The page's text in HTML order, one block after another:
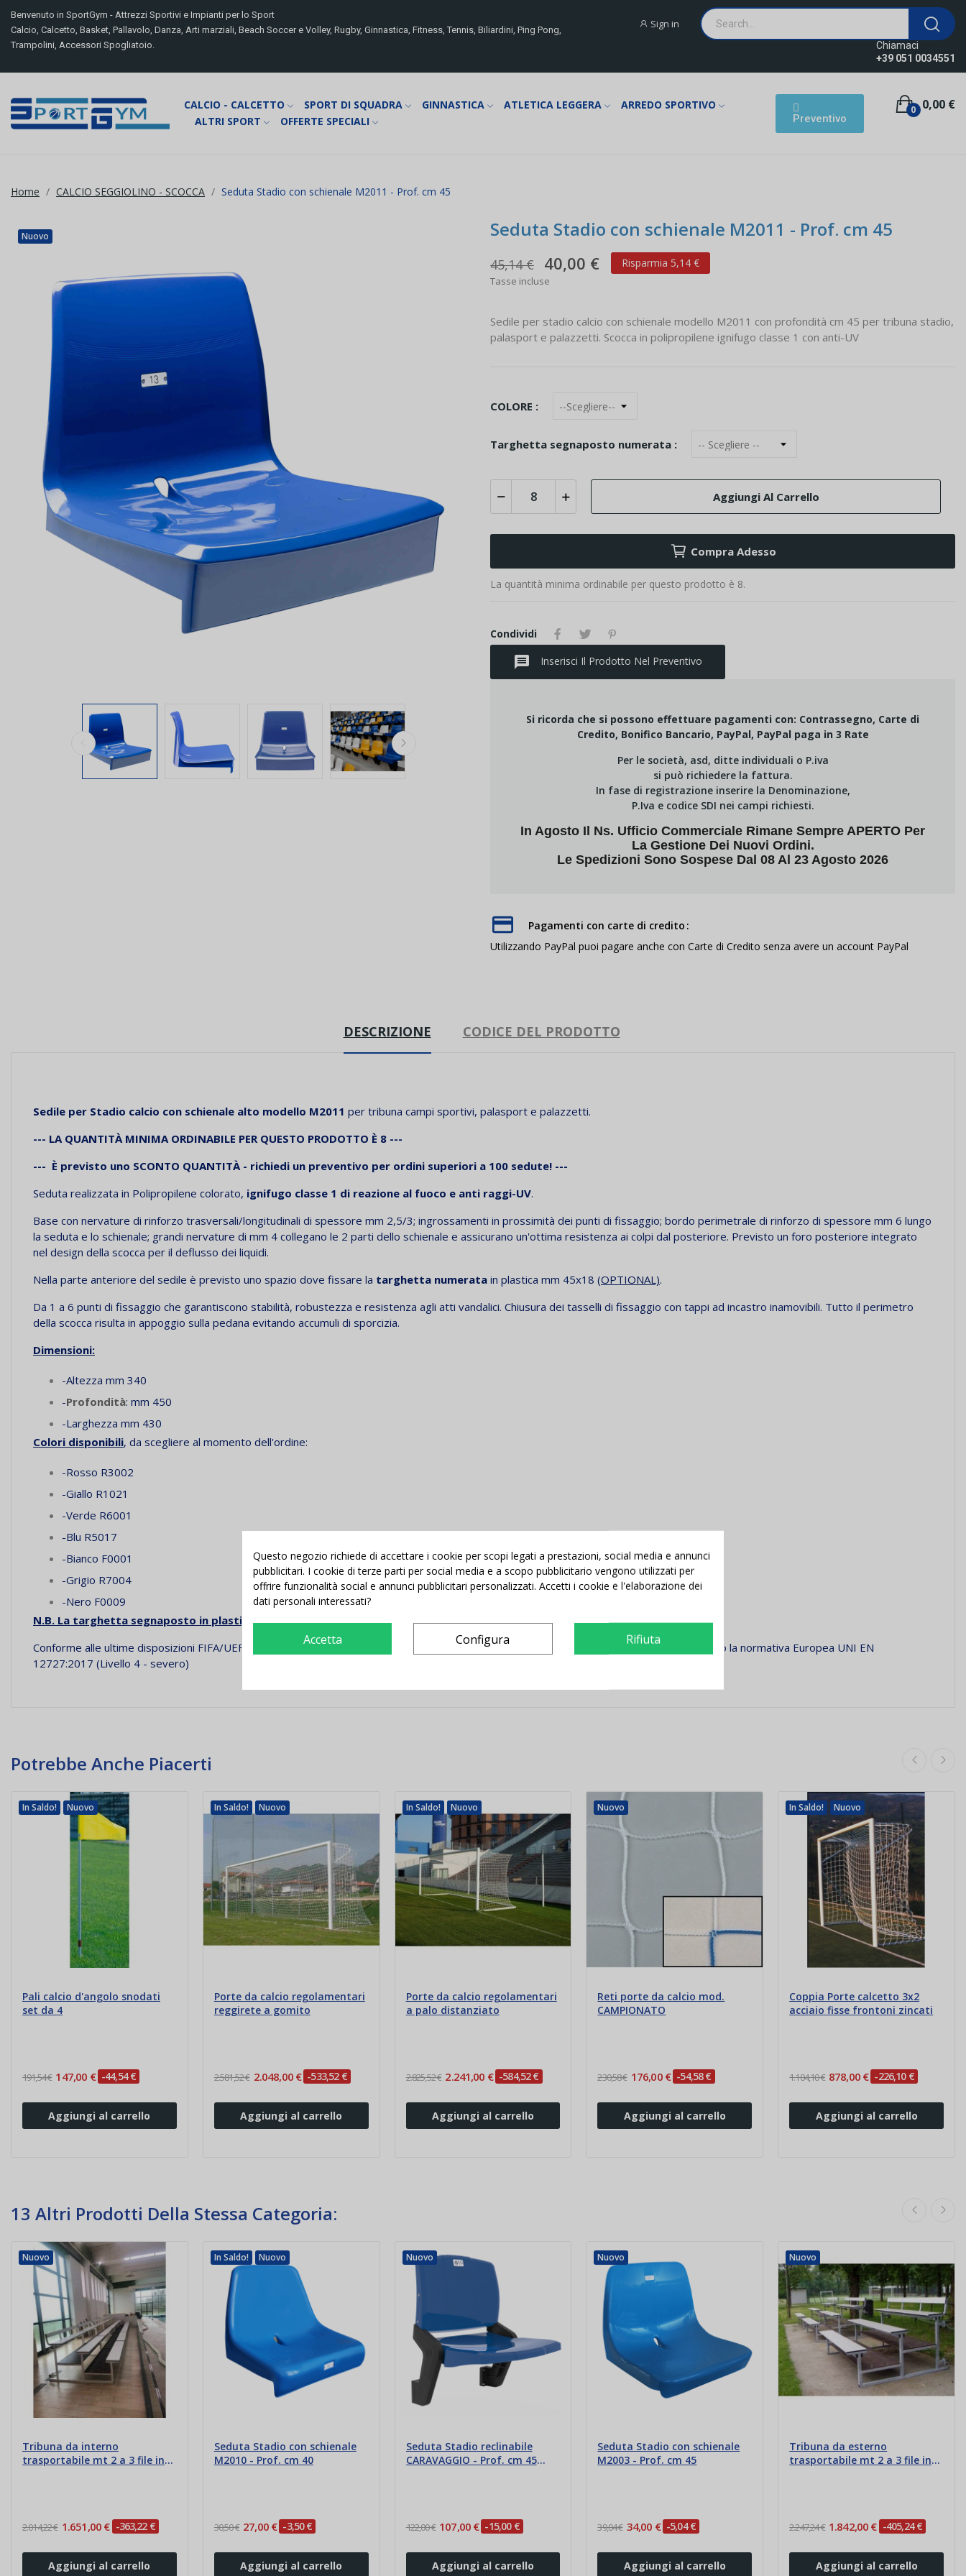
Benvenuto in SportGym - Attrezzi Sportivi e Impianti per lo Sport
Calcio, Calcetto, Basket, Pallavolo, Danza, Arti marziali, Beach Soccer e Volley, Rugby, Ginnastica, Fitness, Tennis, Biliardini, Ping Pong,
Trampolini, Accessori Spogliatoio.
Sign in
Chiamaci
+39 051 0034551
CALCIO - CALCETTO SPORT DI SQUADRA GINNASTICA ATLETICA LEGGERA
ARREDO SPORTIVO
ALTRI SPORT
OFFERTE SPECIALI Preventivo
0,00 €
0
Home CALCIO SEGGIOLINO - SCOCCA Seduta Stadio con schienale M2011 - Prof. cm 45
Nuovo Seduta Stadio con schienale M2011 - Prof. cm 45
45,14 € 40,00 € Risparmia 5,14 €
Tasse incluse
Sedile per stadio calcio con schienale modello M2011 con profondità cm 45 per tribuna stadio,
palasport e palazzetti. Scocca in polipropilene ignifugo classe 1 con anti-UV
COLORE :
Targhetta segnaposto numerata :
Aggiungi Al Carrello
Compra Adesso
La quantità minima ordinabile per questo prodotto è 8.
Condividi
message Inserisci Il Prodotto Nel Preventivo
Si ricorda che si possono effettuare pagamenti con: Contrassegno, Carte di
Credito, Bonifico Bancario, PayPal, PayPal paga in 3 Rate
Per le società, asd, ditte individuali o P.iva
si può richiedere la fattura.
In fase di registrazione inserire la Denominazione,
P.Iva e codice SDI nei campi richiesti.
In Agosto Il Ns. Ufficio Commerciale Rimane Sempre APERTO Per
La Gestione Dei Nuovi Ordini.
Le Spedizioni Sono Sospese Dal 08 Al 23 Agosto 2026
Pagamenti con carte di credito
Utilizzando PayPal puoi pagare anche con Carte di Credito senza avere un account PayPal
DESCRIZIONE CODICE DEL PRODOTTO
Sedile per Stadio calcio con schienale alto modello M2011 per tribuna campi sportivi, palasport e palazzetti.
--- LA QUANTITÀ MINIMA ORDINABILE PER QUESTO PRODOTTO È 8 ---
--- È previsto uno SCONTO QUANTITÀ - richiedi un preventivo per ordini superiori a 100 sedute! ---
Seduta realizzata in Polipropilene colorato, ignifugo classe 1 di reazione al fuoco e anti raggi-UV.
Base con nervature di rinforzo trasversali/longitudinali di spessore mm 2,5/3; ingrossamenti in prossimità dei punti di fissaggio; bordo perimetrale di rinforzo di spessore mm 6 lungo
la seduta e lo schienale; grandi nervature di mm 4 collegano le 2 parti dello schienale e assicurano un'ottima resistenza ai colpi dal posteriore. Previsto un foro posteriore integrato
nel design della scocca per il deflusso dei liquidi.
Nella parte anteriore del sedile è previsto uno spazio dove fissare la targhetta numerata in plastica mm 45x18 (OPTIONAL).
Da 1 a 6 punti di fissaggio che garantiscono stabilità, robustezza e resistenza agli atti vandalici. Chiusura dei tasselli di fissaggio con tappi ad incastro inamovibili. Tutto il perimetro
della scocca risulta in appoggio sulla pedana evitando accumuli di sporcizia.
Dimensioni:
-Altezza mm 340
-Profondità: mm 450
-Larghezza mm 430
Colori disponibili, da scegliere al momento dell'ordine:
-Rosso R3002
-Giallo R1021
-Verde R6001
-Blu R5017
-Bianco F0001
-Grigio R7004
-Nero F0009
N.B. La targhetta segnaposto in plastica è esclusa. Per acquistarla clicca sul seguente link:targhetta segnaposto in plastica.
Conforme alle ultime disposizioni FIFA/UEFA e OMOLOGATA FIBA; Rispondente alle normative Europee UNI EN 13200-1-4; testata secondo la normativa Europea UNI EN
12727:2017 (Livello 4 - severo)
Potrebbe Anche Piacerti
In Saldo! Nuovo
Pali calcio d'angolo snodati
set da 4
191,54 € 147,00 € -44,54 €
Aggiungi al carrello
In Saldo! Nuovo
Porte da calcio regolamentari
reggirete a gomito
2.581,52 € 2.048,00 € -533,52 €
Aggiungi al carrello
In Saldo! Nuovo
Porte da calcio regolamentari
a palo distanziato
2.825,52 € 2.241,00 € -584,52 €
Aggiungi al carrello
Nuovo
Reti porte da calcio mod.
CAMPIONATO
230,58 € 176,00 € -54,58 €
Aggiungi al carrello
In Saldo! Nuovo
Coppia Porte calcetto 3x2
acciaio fisse frontoni zincati
1.104,10 € 878,00 € -226,10 €
Aggiungi al carrello
13 Altri Prodotti Della Stessa Categoria:
Nuovo
Tribuna da interno
trasportabile mt 2 a 3 file in
2.014,22 € 1.651,00 € -363,22 €
Aggiungi al carrello
In Saldo! Nuovo
Seduta Stadio con schienale
M2010 - Prof. cm 40
30,50 € 27,00 € -3,50 €
Aggiungi al carrello
Nuovo
Seduta Stadio reclinabile
CARAVAGGIO - Prof. cm 45
122,00 € 107,00 € -15,00 €
Aggiungi al carrello
Nuovo
Seduta Stadio con schienale
M2003 - Prof. cm 45
39,04 € 34,00 € -5,04 €
Aggiungi al carrello
Nuovo
Tribuna da esterno
trasportabile mt 2 a 3 file in
2.247,24 € 1.842,00 € -405,24 €
Aggiungi al carrello
Questo negozio richiede di accettare i cookie per scopi legati a prestazioni, social media e annunci
pubblicitari. I cookie di terze parti per social media e a scopo pubblicitario vengono utilizzati per
offrire funzionalità social e annunci pubblicitari personalizzati. Accetti i cookie e l'elaborazione dei
dati personali interessati?
Accetta Configura Rifiuta